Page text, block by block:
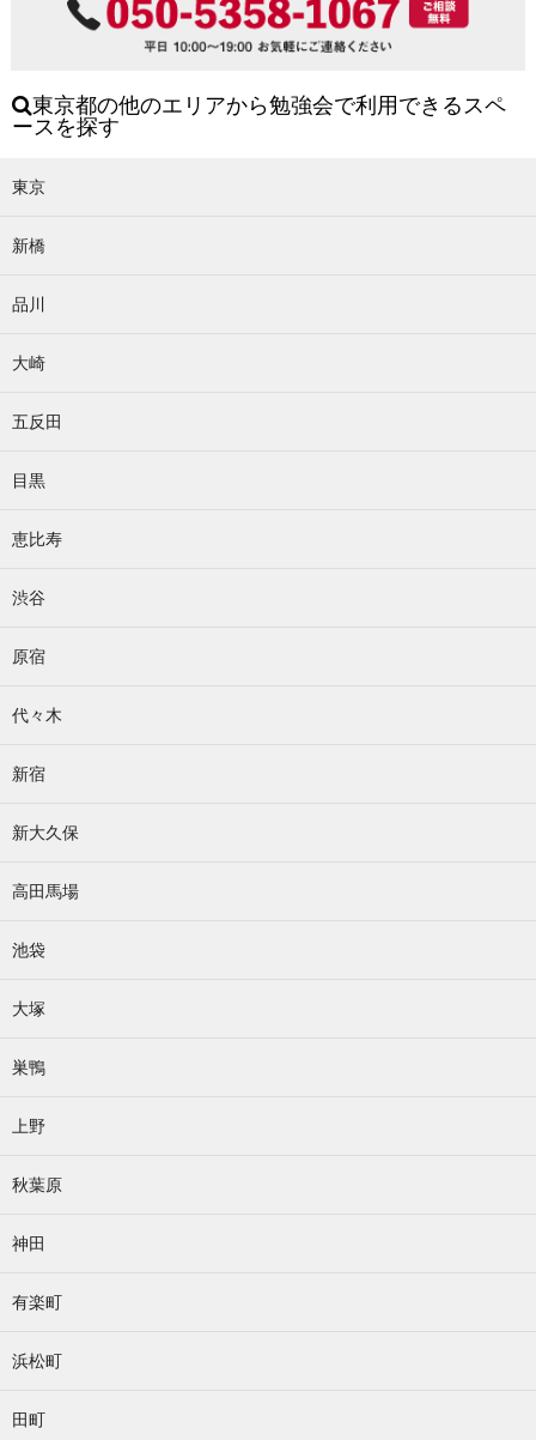
東京都の他のエリアから勉強会で利用できるスペ
ースを探す
東京
新橋
品川
大崎
五反田
目黒
恵比寿
渋谷
原宿
代々木
新宿
新大久保
高田馬場
池袋
大塚
巣鴨
上野
秋葉原
神田
有楽町
浜松町
田町